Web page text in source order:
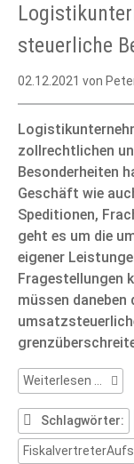
steuerliche
02.12.2021 von
zollrechtlichen
Besonderheiten
Geschäft wie
Speditionen,
geht es um die
eigener
Fragestellungen
müssen
Weiterlesen …
und
Schlagwörter: